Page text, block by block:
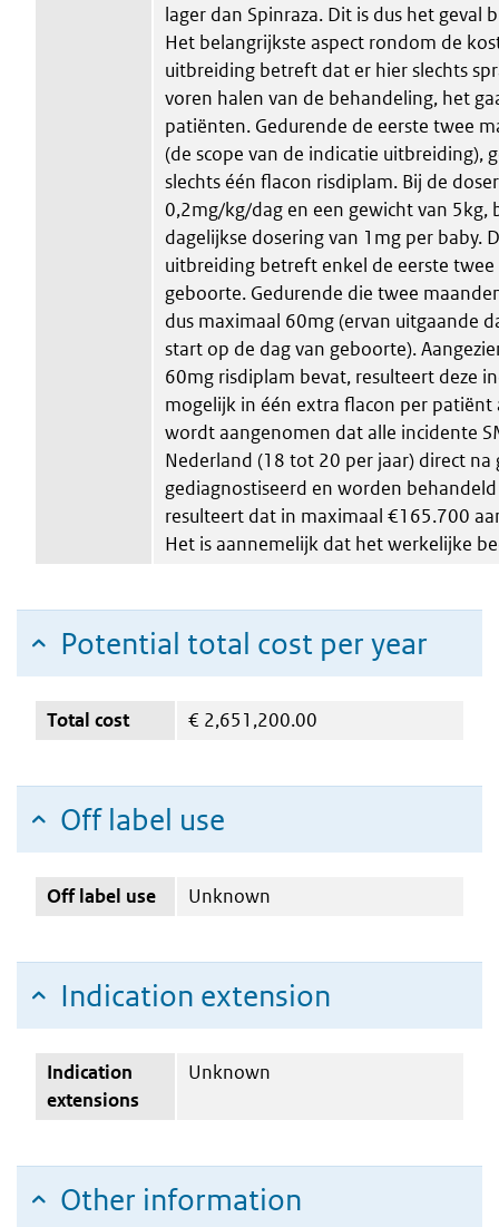
lager dan Spinraza. Dit is dus het geval
Het belangrijkste aspect rondom de
uitbreiding betreft dat er hier slechts
voren halen van de behandeling, het
patiënten. Gedurende de eerste twee
(de scope van de indicatie uitbreiding),
slechts één flacon risdiplam. Bij de
0,2mg/kg/dag en een gewicht van 5kg,
dagelijkse dosering van 1mg per baby.
uitbreiding betreft enkel de eerste
geboorte. Gedurende die twee
dus maximaal 60mg (ervan uitgaande
start op de dag van geboorte).
60mg risdiplam bevat, resulteert deze
mogelijk in één extra flacon per patiënt
wordt aangenomen dat alle incidente
Nederland (18 tot 20 per jaar) direct
gediagnostiseerd en worden
resulteert dat in maximaal €165.700
Het is aannemelijk dat het werkelijke
Potential total cost per year
Total cost € 2,651,200.00
Off label use
Off label use Unknown
Indication extension
Indication
extensions
Unknown
Other information